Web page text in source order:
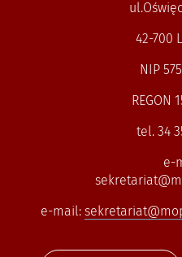
42-700
NIP
REGON
tel. 34
e-
e-mail: